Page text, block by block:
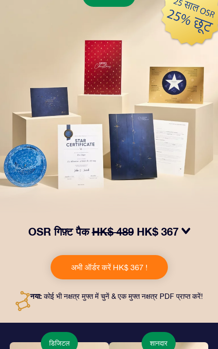
OSR गिफ़्ट पैकHK$ 489 HK$ 367
लिफ़ाफ़ा, आपकी पसंद से तैयार दस्तावेज़, साथ ही डिजिटल दस्तावेज़
और हमारे ऐप्स का मुफ़्त इस्तेमाल शामिल है। यह दोस्तों और प्रियजनों को
एक हमेशा बरक़रार रहने वाला उपहार पेश करने का जादुई तरीक़ा है।
अभी ऑर्डर करें HK$ 367 !
नया:कोई भी नक्षत्र मुफ्त में चुनें & एक मुफ्त नक्षत्र PDF प्राप्त करें!
डिजिटल शानदार